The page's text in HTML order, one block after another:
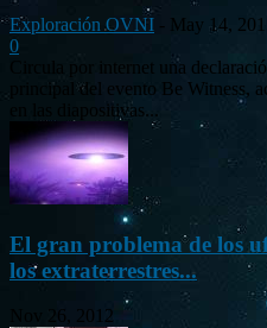
Exploración OVNI - May 14,
0
Circula por internet una
principal del evento Be Witness,
en las diapositivas...
El gran problema de los
los extraterrestres...
Nov 26, 2012